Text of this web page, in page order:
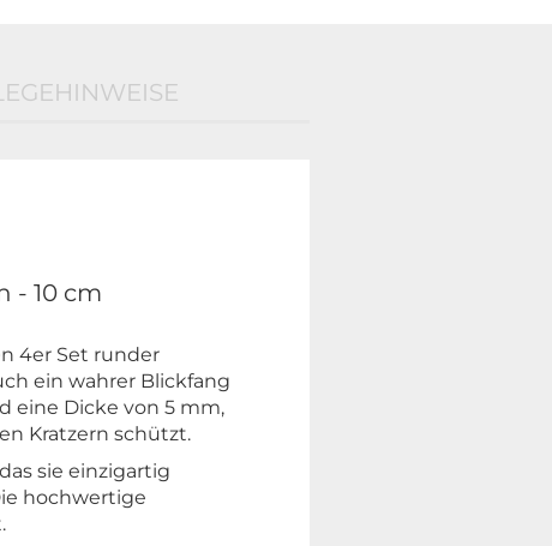
- 10 cm
4er Set runder
ein wahrer Blickfang
eine Dicke von 5 mm,
Kratzern schützt.
sie einzigartig
hochwertige